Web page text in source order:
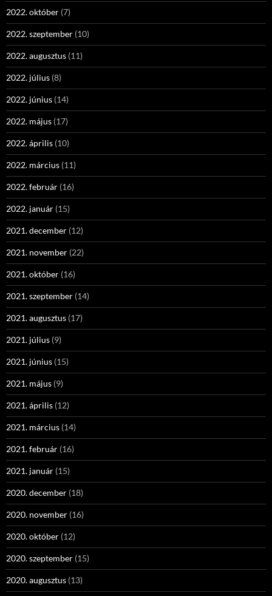
2022. október (7)
2022. szeptember (10)
2022. augusztus (11)
2022. július (8)
2022. június (14)
2022. május (17)
2022. április (10)
2022. március (11)
2022. február (16)
2022. január (15)
2021. december (12)
2021. november (22)
2021. október (16)
2021. szeptember (14)
2021. augusztus (17)
2021. július (9)
2021. június (15)
2021. május (9)
2021. április (12)
2021. március (14)
2021. február (16)
2021. január (15)
2020. december (18)
2020. november (16)
2020. október (12)
2020. szeptember (15)
2020. augusztus (13)